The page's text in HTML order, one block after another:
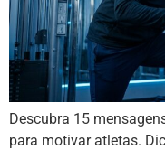
Descubra 15
para motivar atletas.